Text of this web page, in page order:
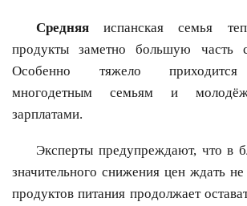
Средняя испанская семья
продукты заметно большую часть
Особенно тяжело приходится
многодетным семьям и
зарплатами.
Эксперты предупреждают, что в
значительного снижения цен ждать
продуктов питания продолжает